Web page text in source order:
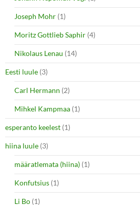
Joseph Mohr (1)
Moritz Gottlieb Saphir (4)
Nikolaus Lenau (14)
Eesti luule (3)
Carl Hermann (2)
Mihkel Kampmaa (1)
esperanto keelest (1)
hiina luule (3)
määratlemata (hiina) (1)
Konfutsius (1)
Li Bo (1)